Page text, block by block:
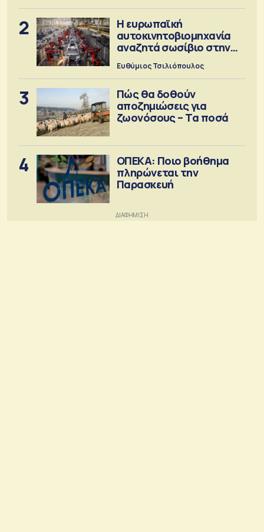
2
Η ευρωπαϊκή
αυτοκινητοβιομηχανία
αναζητά σωσίβιο στην
Κίνα
Ευθύμιος Τσιλιόπουλος
3
Πώς θα δοθούν
αποζημιώσεις για
ζωονόσους – Τα ποσά
4
ΟΠΕΚΑ: Ποιο βοήθημα
πληρώνεται την
Παρασκευή